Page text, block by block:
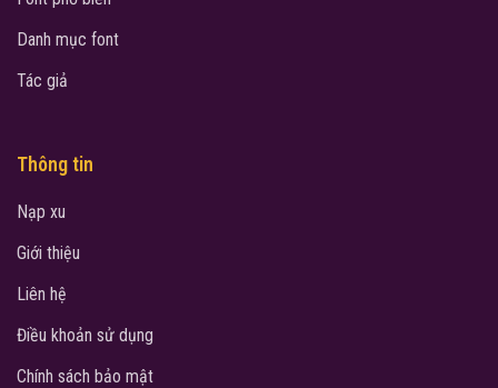
Danh mục font
Tác giả
Thông tin
Nạp xu
Giới thiệu
Liên hệ
Điều khoản sử dụng
Chính sách bảo mật